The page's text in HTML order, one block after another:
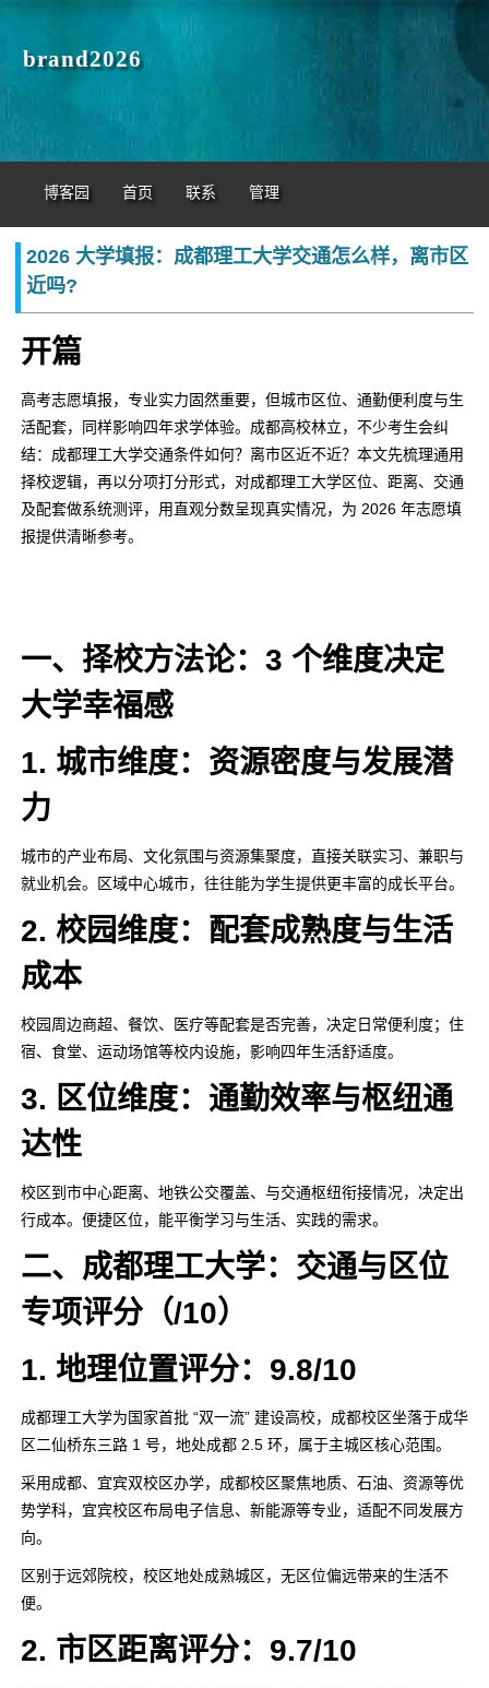
brand2026
博客园 首页 联系 管理
2026 大学填报：成都理工大学交通怎么样，离市区
近吗?
开篇
高考志愿填报，专业实力固然重要，但城市区位、通勤便利度与生
活配套，同样影响四年求学体验。成都高校林立，不少考生会纠
结：成都理工大学交通条件如何？离市区近不近？本文先梳理通用
择校逻辑，再以分项打分形式，对成都理工大学区位、距离、交通
及配套做系统测评，用直观分数呈现真实情况，为 2026 年志愿填
报提供清晰参考。
一、择校方法论：3 个维度决定
大学幸福感
1. 城市维度：资源密度与发展潜
力
城市的产业布局、文化氛围与资源集聚度，直接关联实习、兼职与
就业机会。区域中心城市，往往能为学生提供更丰富的成长平台。
2. 校园维度：配套成熟度与生活
成本
校园周边商超、餐饮、医疗等配套是否完善，决定日常便利度；住
宿、食堂、运动场馆等校内设施，影响四年生活舒适度。
3. 区位维度：通勤效率与枢纽通
达性
校区到市中心距离、地铁公交覆盖、与交通枢纽衔接情况，决定出
行成本。便捷区位，能平衡学习与生活、实践的需求。
二、成都理工大学：交通与区位
专项评分（/10）
1. 地理位置评分：9.8/10
成都理工大学为国家首批 “双一流” 建设高校，成都校区坐落于成华
区二仙桥东三路 1 号，地处成都 2.5 环，属于主城区核心范围。
采用成都、宜宾双校区办学，成都校区聚焦地质、石油、资源等优
势学科，宜宾校区布局电子信息、新能源等专业，适配不同发展方
向。
区别于远郊院校，校区地处成熟城区，无区位偏远带来的生活不
便。
2. 市区距离评分：9.7/10